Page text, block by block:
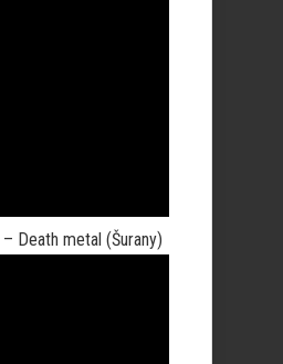
– Death metal (Šurany)